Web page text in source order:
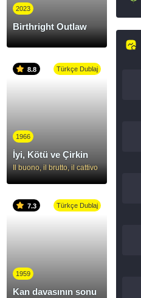
2023
Birthright Outlaw
8.8 Türkçe Dublaj
1966
İyi, Kötü ve Çirkin
Il buono, il brutto, il cattivo
7.3 Türkçe Dublaj
1959
Kan davasının sonu